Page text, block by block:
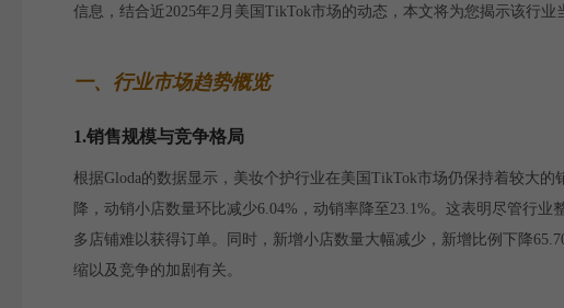
信息，结合近2025年2月美国TikTok市场的动态，本文将为您揭示该行
一、行业市场趋势概览
1.销售规模与竞争格局
根据Gloda的数据显示，美妆个护行业在美国TikTok市场仍保持着较大
降，动销小店数量环比减少6.04%，动销率降至23.1%。这表明尽管行
多店铺难以获得订单。同时，新增小店数量大幅减少，新增比例下降
缩以及竞争的加剧有关。